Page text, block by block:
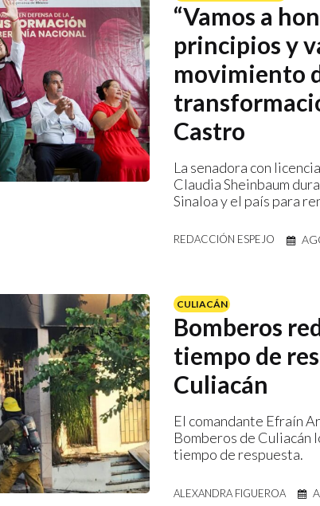
“Vamos a
principios y
movimiento
Castro
La senadora con
Claudia Sheinbaum
Sinaloa y el país para
REDACCIÓN ESPEJO
CULIACÁN
Bomberos
tiempo de
Culiacán
El comandante Efraín
Bomberos de Culiacán
tiempo de respuesta.
ALEXANDRA FIGUEROA